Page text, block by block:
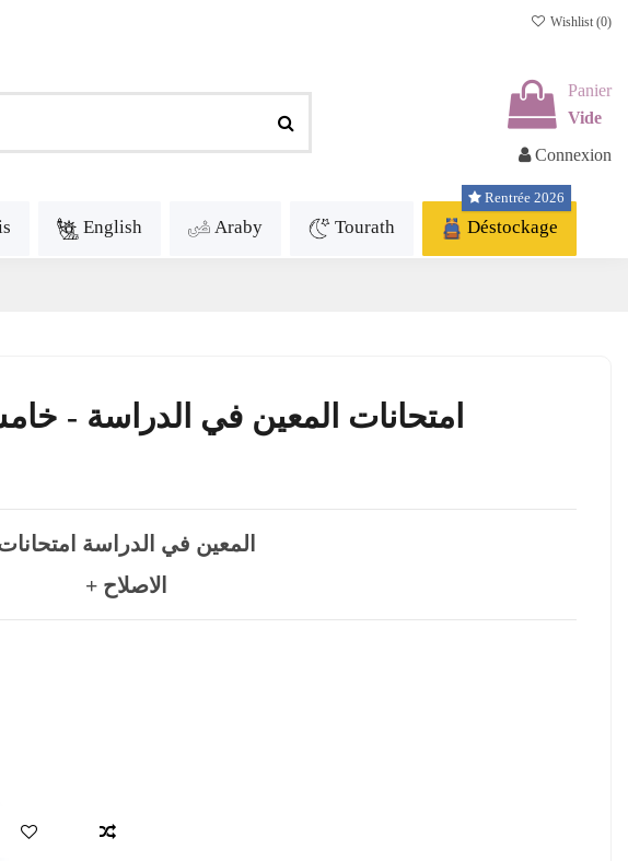
Wishlist (0)
Panier
Vide
Connexion
English Araby Tourath Déstockage
Rentrée 2026
امتحانات المعين في الدراسة -
المعين في الدراسة
+ الاصلاح